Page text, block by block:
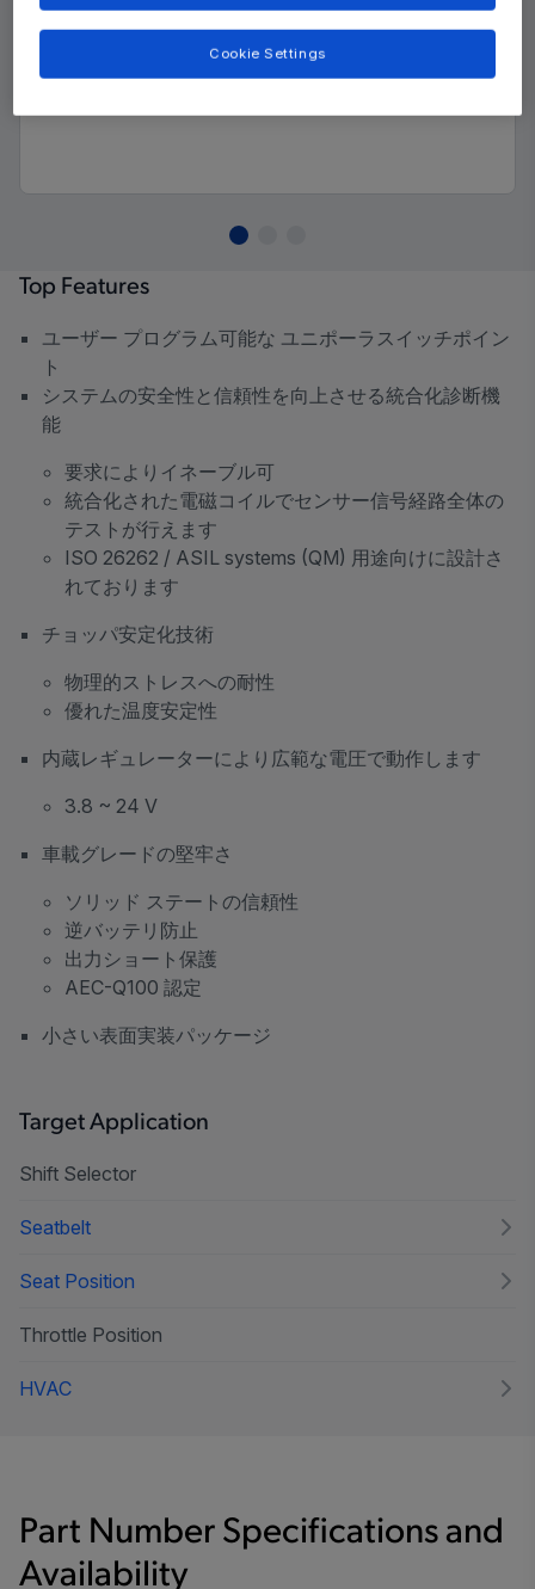
Top Features
ユーザー プログラム可能な ユニポーラスイッチポイン
ト
システムの安全性と信頼性を向上させる統合化診断機
能
要求によりイネーブル可
統合化された電磁コイルでセンサー信号経路全体の
テストが行えます
ISO 26262 / ASIL systems (QM) 用途向けに設計さ
れております
チョッパ安定化技術
物理的ストレスへの耐性
優れた温度安定性
内蔵レギュレーターにより広範な電圧で動作します
3.8 ~ 24 V
車載グレードの堅牢さ
ソリッド ステートの信頼性
逆バッテリ防止
出力ショート保護
AEC-Q100 認定
小さい表面実装パッケージ
Target Application
Shift Selector
Seatbelt
Seat Position
Throttle Position
HVAC
Part Number Specifications and
Availability
Cookie Settings